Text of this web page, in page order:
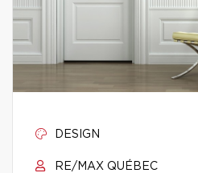
DESIGN
RE/MAX QUÉBEC